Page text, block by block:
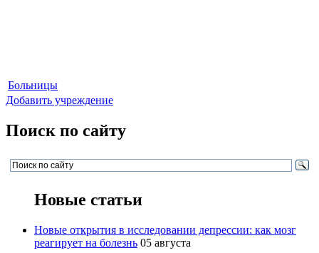
Больницы
Добавить учреждение
Поиск по сайту
Новые статьи
Новые открытия в исследовании депрессии: как мозг
реагирует на болезнь 05 августа